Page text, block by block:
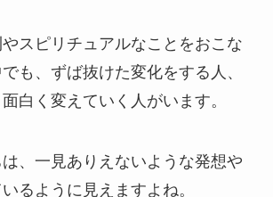
スピリチュアルなことをおこな
も、ずば抜けた変化をする人、
白く変えていく人がいます。
、一見ありえないような発想や
るように見えますよね。